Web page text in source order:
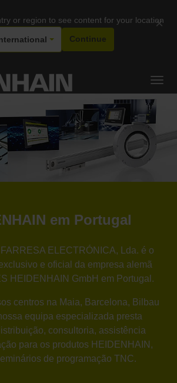
or region to see content for your location
×
Continue
em Portugal
ELECTRÓNICA, Lda. é o
e oficial da empresa alemã
HEIDENHAIN GmbH em Portugal.
centros na Maia, Barcelona, Bilbau
equipa especializada presta
consultoria, assistência
para os produtos HEIDENHAIN,
de programação TNC.